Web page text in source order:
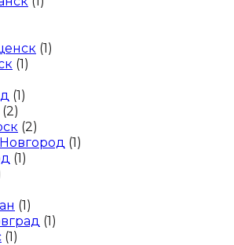
(1)
(1)
(1)
(2)
(2)
(1)
(1)
(1)
(1)
(1)